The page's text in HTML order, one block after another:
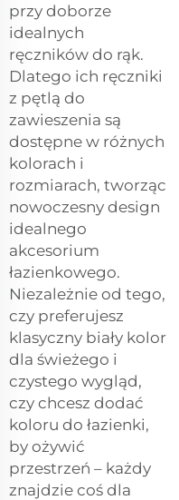
przy doborze
idealnych
ręczników do rąk.
Dlatego ich ręczniki
z pętlą do
zawieszenia są
dostępne w różnych
kolorach i
rozmiarach, tworząc
nowoczesny design
idealnego
akcesorium
łazienkowego.
Niezależnie od tego,
czy preferujesz
klasyczny biały kolor
dla świeżego i
czystego wygląd,
czy chcesz dodać
koloru do łazienki,
by ożywić
przestrzeń – każdy
znajdzie coś dla